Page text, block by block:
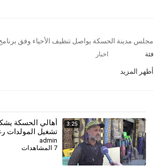
⁣مجلس مدينة الحسكة يواصل تنظيف الأحياء وفق
فئة اخبار
أظهر المزيد
3:25
⁣أهالي الحسكة
تشغيل المولدات
تسعيرة الأمبير
admin
7 المشاهدات